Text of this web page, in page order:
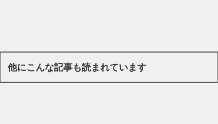
他にこんな記事も読まれています